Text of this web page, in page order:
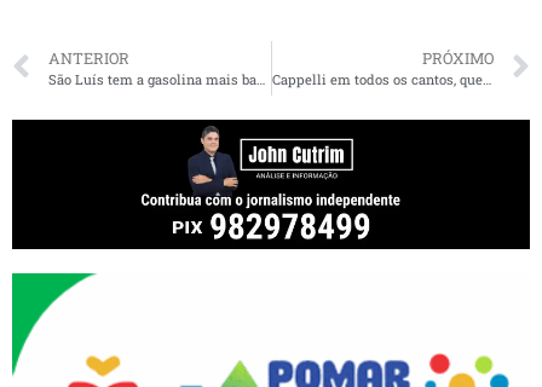
ANTERIOR
São Luís tem a gasolina mais barata entre as capitais do Nordeste, aponta ANP
PRÓXIMO
Cappelli em todos os cantos, que pode permanecer como o número 2 da Justiça